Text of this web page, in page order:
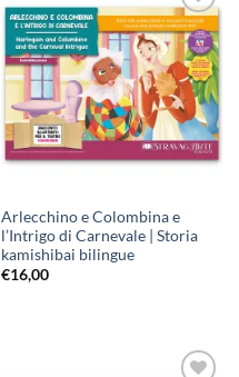
Aggiungi
alla lista
dei
desideri
Arlecchino e Colombina e
l’Intrigo di Carnevale | Storia
kamishibai bilingue
€16,00